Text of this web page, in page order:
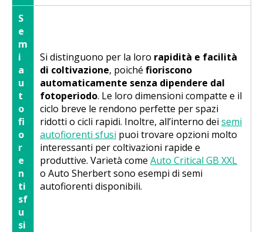
S
e
m
i
a
u
t
o
fi
o
r
e
n
ti
sf
u
si
Si distinguono per la loro rapidità e facilità
di coltivazione, poiché fioriscono
automaticamente senza dipendere dal
fotoperiodo. Le loro dimensioni compatte e il
ciclo breve le rendono perfette per spazi
ridotti o cicli rapidi. Inoltre, all’interno dei semi
autofiorenti sfusi puoi trovare opzioni molto
interessanti per coltivazioni rapide e
produttive. Varietà come Auto Critical GB XXL
o Auto Sherbert sono esempi di semi
autofiorenti disponibili.